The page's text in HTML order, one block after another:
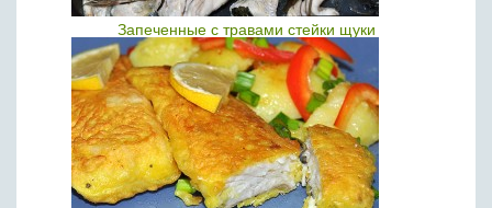
Запеченные с травами стейки щуки